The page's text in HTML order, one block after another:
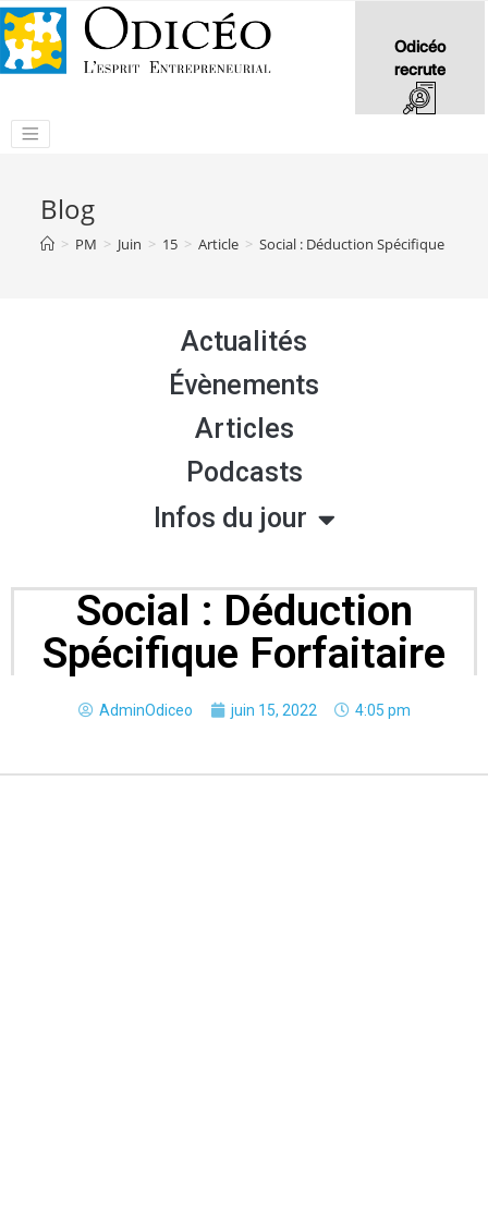
Odicéo
recrute
Blog
> PM > Juin > 15 > Article > Social : Déduction Spécifique
Actualités
Évènements
Articles
Podcasts
Infos du jour
Social : Déduction
Spécifique Forfaitaire
AdminOdiceo juin 15, 2022 4:05 pm